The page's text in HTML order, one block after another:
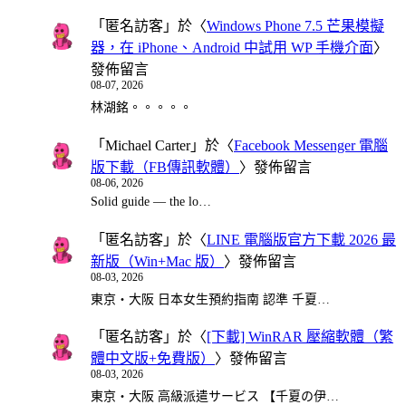
「 匿名訪客 」於〈Windows Phone 7.5 芒果模擬
器，在 iPhone、Android 中試用 WP 手機介面〉
發佈留言
08-07, 2026
林湖銘。。。。。
「 Michael Carter」於〈Facebook Messenger 電腦
版下載（FB傳訊軟體） 〉發佈留言
08-06, 2026
Solid guide — the lo…
「 匿名訪客 」於〈LINE 電腦版官方下載 2026 最
新版（Win+Mac 版） 〉發佈留言
08-03, 2026
東京・大阪 日本女生預約指南 認準 千夏…
「 匿名訪客 」於〈[下載] WinRAR 壓縮軟體（繁
體中文版+免費版） 〉發佈留言
08-03, 2026
東京・大阪 高級派遣サービス 【千夏の伊…